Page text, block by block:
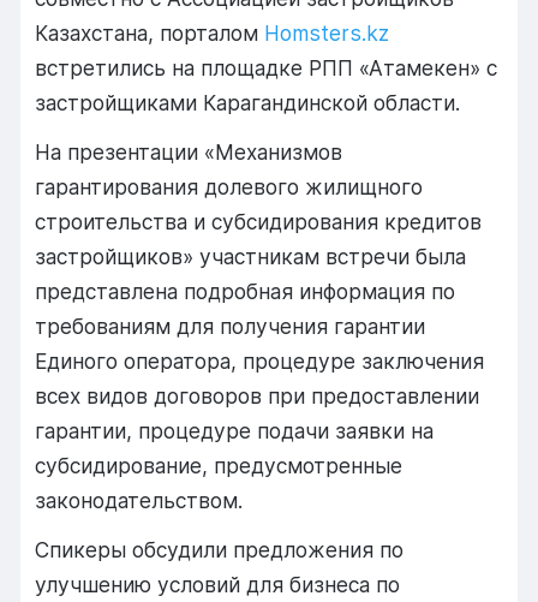
Казахстана, порталом Homsters.kz
встретились на площадке РПП «Атамекен» с
застройщиками Карагандинской области.
На презентации «Механизмов
гарантирования долевого жилищного
строительства и субсидирования кредитов
застройщиков» участникам встречи была
представлена подробная информация по
требованиям для получения гарантии
Единого оператора, процедуре заключения
всех видов договоров при предоставлении
гарантии, процедуре подачи заявки на
субсидирование, предусмотренные
законодательством.
Спикеры обсудили предложения по
улучшению условий для бизнеса по